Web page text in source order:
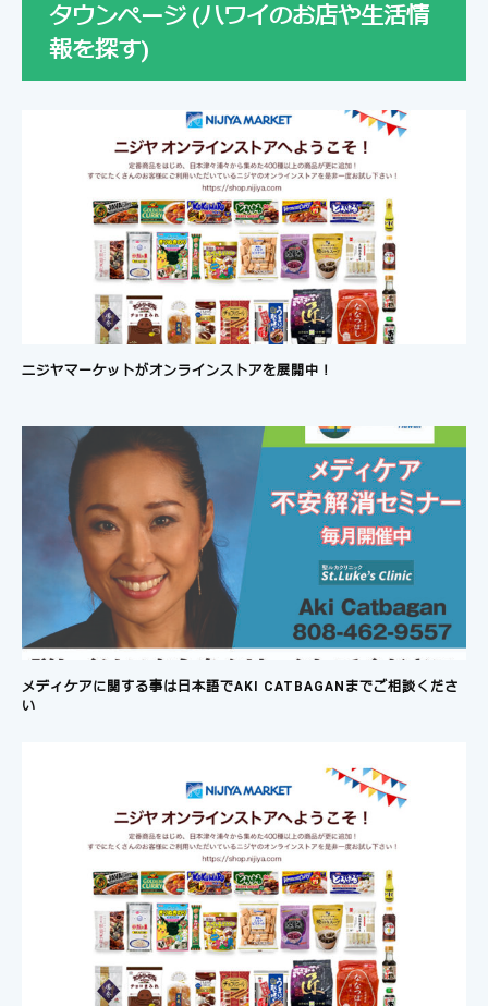
タウンページ (ハワイのお店や生活情
報を探す)
ニジヤマーケットがオンラインストアを展開中！
メディケアに関する事は日本語でAKI CATBAGANまでご相談くださ
い